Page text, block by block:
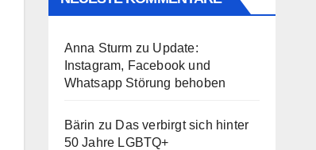
Anna Sturm zu Update:
Instagram, Facebook und
Whatsapp Störung behoben
Bärin zu Das verbirgt sich hinter
50 Jahre LGBTQ+